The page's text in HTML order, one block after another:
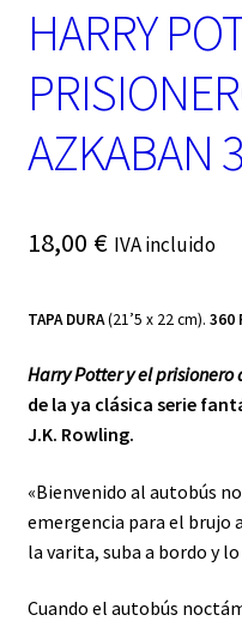
HARRY
AZKABAN 3
18,00 € IVA incluido
TAPA DURA(21’5 x 22 cm). 360
Harry Potter y el prisionero
de la ya clásica serie
J.K. Rowling.
«Bienvenido al autobús
emergencia para el brujo
la varita, suba a bordo y
Cuando el autobús